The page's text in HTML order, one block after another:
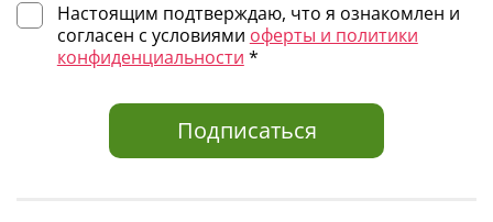
Настоящим подтверждаю, что я ознакомлен и
согласен с условиями оферты и политики
конфиденциальности *
Подписаться